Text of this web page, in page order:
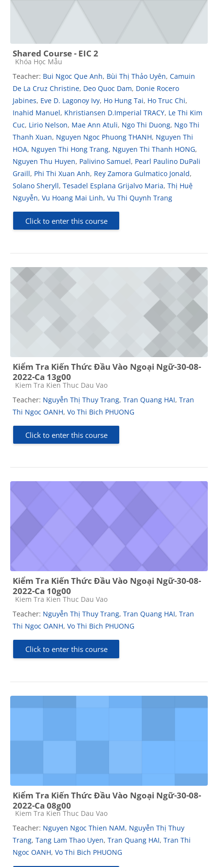
Shared Course - EIC 2
Course category
Khóa Học Mẫu
Teacher: Bui Ngoc Que Anh, Bùi Thị Thảo Uyên, Camuin
De La Cruz Christine, Deo Quoc Dam, Donie Rocero
Jabines, Eve D. Lagonoy Ivy, Ho Hung Tai, Ho Truc Chi,
Inahid Manuel, Khristiansen D.Imperial TRACY, Le Thi Kim
Cuc, Lirio Nelson, Mae Ann Atuli, Ngo Thi Duong, Ngo Thi
Thanh Xuan, Nguyen Ngoc Phuong THANH, Nguyen Thi
HOA, Nguyen Thi Hong Trang, Nguyen Thi Thanh HONG,
Nguyen Thu Huyen, Palivino Samuel, Pearl Paulino DuPali
Graill, Phi Thi Xuan Anh, Rey Zamora Gulmatico Jonald,
Solano Sheryll, Tesadel Esplana Grijalvo Maria, Thị Huệ
Nguyễn, Vu Hoang Mai Linh, Vu Thi Quynh Trang
Click to enter this course
Kiểm Tra Kiến Thức Đầu Vào Ngoại Ngữ-30-08-
2022-Ca 13g00
Course category
Kiem Tra Kien Thuc Dau Vao
Teacher: Nguyễn Thị Thuy Trang, Tran Quang HAI, Tran
Thi Ngoc OANH, Vo Thi Bich PHUONG
Click to enter this course
Kiểm Tra Kiến Thức Đầu Vào Ngoại Ngữ-30-08-
2022-Ca 10g00
Course category
Kiem Tra Kien Thuc Dau Vao
Teacher: Nguyễn Thị Thuy Trang, Tran Quang HAI, Tran
Thi Ngoc OANH, Vo Thi Bich PHUONG
Click to enter this course
Kiểm Tra Kiến Thức Đầu Vào Ngoại Ngữ-30-08-
2022-Ca 08g00
Course category
Kiem Tra Kien Thuc Dau Vao
Teacher: Nguyen Ngoc Thien NAM, Nguyễn Thị Thuy
Trang, Tang Lam Thao Uyen, Tran Quang HAI, Tran Thi
Ngoc OANH, Vo Thi Bich PHUONG